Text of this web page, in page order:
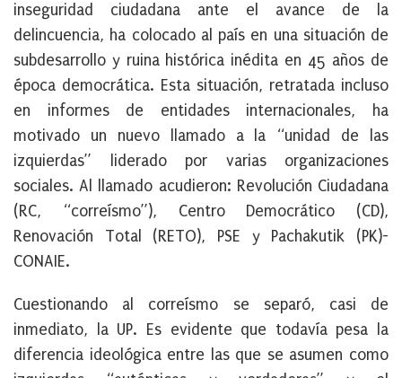
inseguridad ciudadana ante el avance de la
delincuencia, ha colocado al país en una situación de
subdesarrollo y ruina histórica inédita en 45 años de
época democrática. Esta situación, retratada incluso
en informes de entidades internacionales, ha
motivado un nuevo llamado a la “unidad de las
izquierdas” liderado por varias organizaciones
sociales. Al llamado acudieron: Revolución Ciudadana
(RC, “correísmo”), Centro Democrático (CD),
Renovación Total (RETO), PSE y Pachakutik (PK)-
CONAIE.
Cuestionando al correísmo se separó, casi de
inmediato, la UP. Es evidente que todavía pesa la
diferencia ideológica entre las que se asumen como